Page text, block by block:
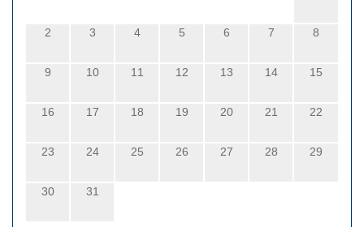
2 3 4 5 6 7 8
9 10 11 12 13 14 15
16 17 18 19 20 21 22
23 24 25 26 27 28 29
30 31